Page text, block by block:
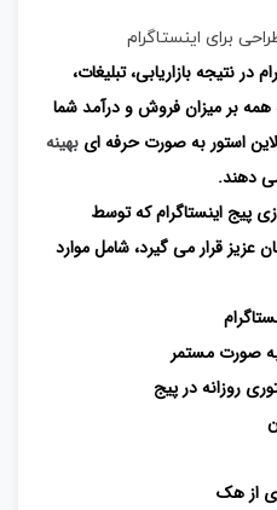
برای اینستاگرام
در نتیجه بازاریابی، تبلیغات،
بر میزان فروش و درآمد شما
استور به صورت حرفه ای بهینه
دهند.
پیج اینستاگرام که توسط
عزیز قرار می گیرد، شامل موارد
صورت مستمر
روزانه در پیج
از هک